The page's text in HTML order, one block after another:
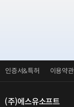
인증서&특허 이용약관
(주)에스유소프트